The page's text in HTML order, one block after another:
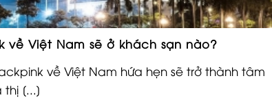
về Việt Nam sẽ ở khách sạn nào?
về Việt Nam hứa hẹn sẽ trở thành tâm
thị [...]